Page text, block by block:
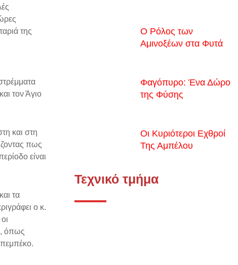
της
τον Άγιο
και στη
πως
είναι
τα
ο κ.
όπως
Ο Ρόλος των
Αμινοξέων στα Φυτά
Φαγόπυρο: Ένα Δώρο
της Φύσης
Οι Κυριότεροι Εχθροί
Της Αμπέλου
Τεχνικό τμήμα